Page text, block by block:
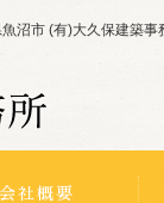
沼市 (有)大久保建築事
会社概要